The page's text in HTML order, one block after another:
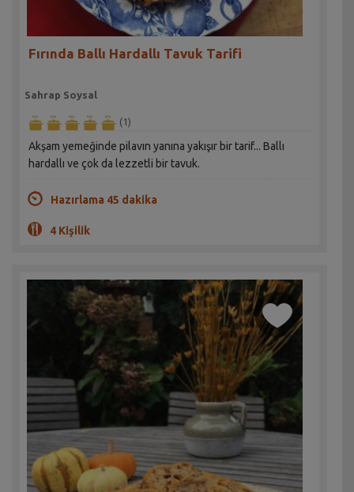
Fırında Ballı Hardallı Tavuk Tarifi
Sahrap Soysal
(1)
Akşam yemeğinde pilavın yanına yakışır bir tarif... Ballı
hardallı ve çok da lezzetli bir tavuk.
Hazırlama 45 dakika
4 Kişilik